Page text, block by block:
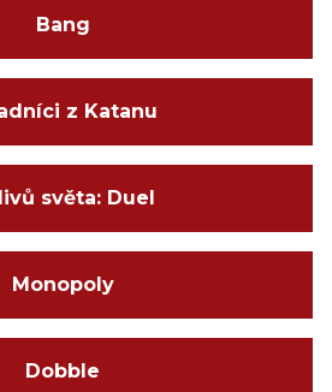
Bang
z Katanu
světa: Duel
Monopoly
Dobble